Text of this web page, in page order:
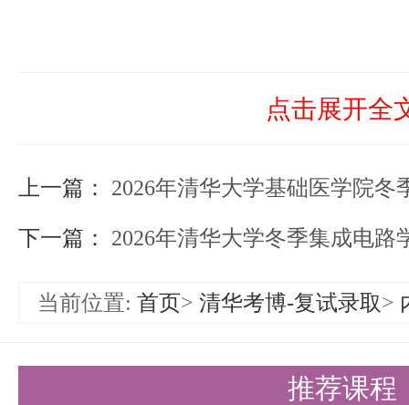
点击展开全
上一篇： 2026年清华大学基础医学院冬季招收公
下一篇： 2026年清华大学冬季集成电路学院招收
当前位置: 首页> 清华考博-复试录取>
推荐课程